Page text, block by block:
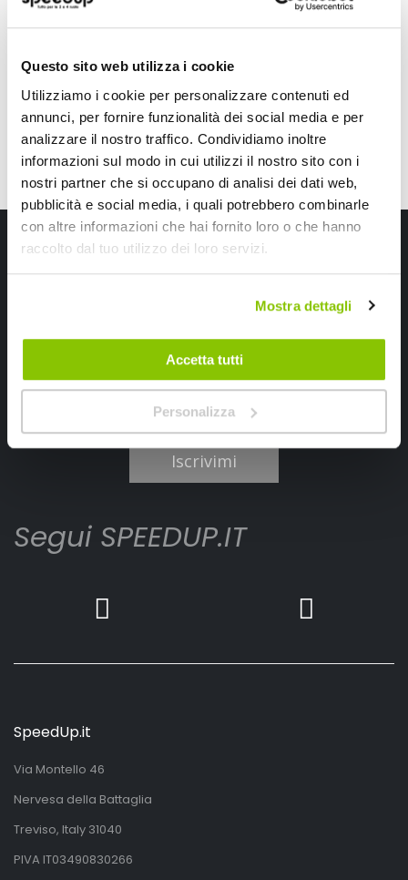
Questo sito web utilizza i cookie
Utilizziamo i cookie per personalizzare contenuti ed
annunci, per fornire funzionalità dei social media e per
analizzare il nostro traffico. Condividiamo inoltre
informazioni sul modo in cui utilizzi il nostro sito con i
nostri partner che si occupano di analisi dei dati web,
pubblicità e social media, i quali potrebbero combinarle
con altre informazioni che hai fornito loro o che hanno
raccolto dal tuo utilizzo dei loro servizi.
Mostra dettagli
Accetta tutti
Personalizza
49,50 € 31,65 €
Iscriviti alla newsletter Speedup
Ricevi subito uno sconto del 10% per il tuo primo acquisto online!
Iscrivimi
Segui SPEEDUP.IT
SpeedUp.it
Via Montello 46
Nervesa della Battaglia
Treviso, Italy 31040
PIVA IT03490830266